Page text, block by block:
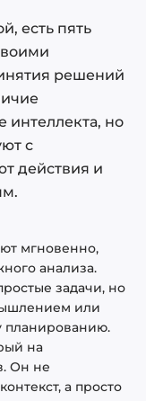
есть пять
решений
интеллекта, но
с
действия и
мгновенно,
анализа.
задачи, но
или
планированию.
на
Он не
а просто